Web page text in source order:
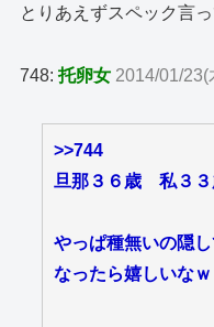
とりあえずスペック言
748:托卵女 2014/01/23(
>>744
旦那３６歳 私３３
やっぱ種無いの隠
なったら嬉しいなｗ